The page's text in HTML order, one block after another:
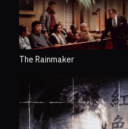
The Rainmaker